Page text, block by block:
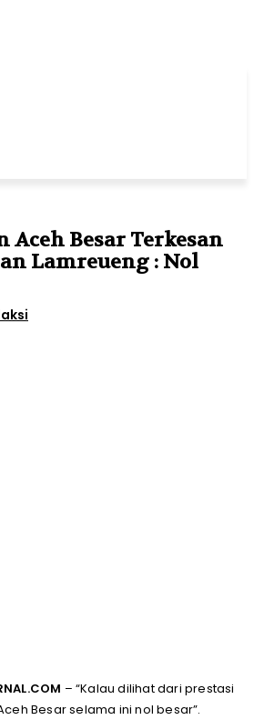
Aceh Besar Terkesan
Lamreueng : Nol
– “Kalau dilihat dari prestasi
Besar selama ini nol besar”.